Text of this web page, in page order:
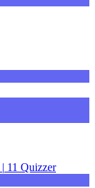
| 11 Quizzer